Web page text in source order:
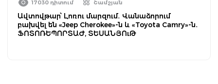
17030 դիտում Շամշյան
Ավտովթար՝ Լոռու մարզում․ Վանաձորում
բախվել են «Jeep Cherokee»-ն և «Toyota Camry»-ն․
ՖՈՏՈՌԵՊՈՐՏԱԺ, ՏԵՍԱՆՅՈւԹ